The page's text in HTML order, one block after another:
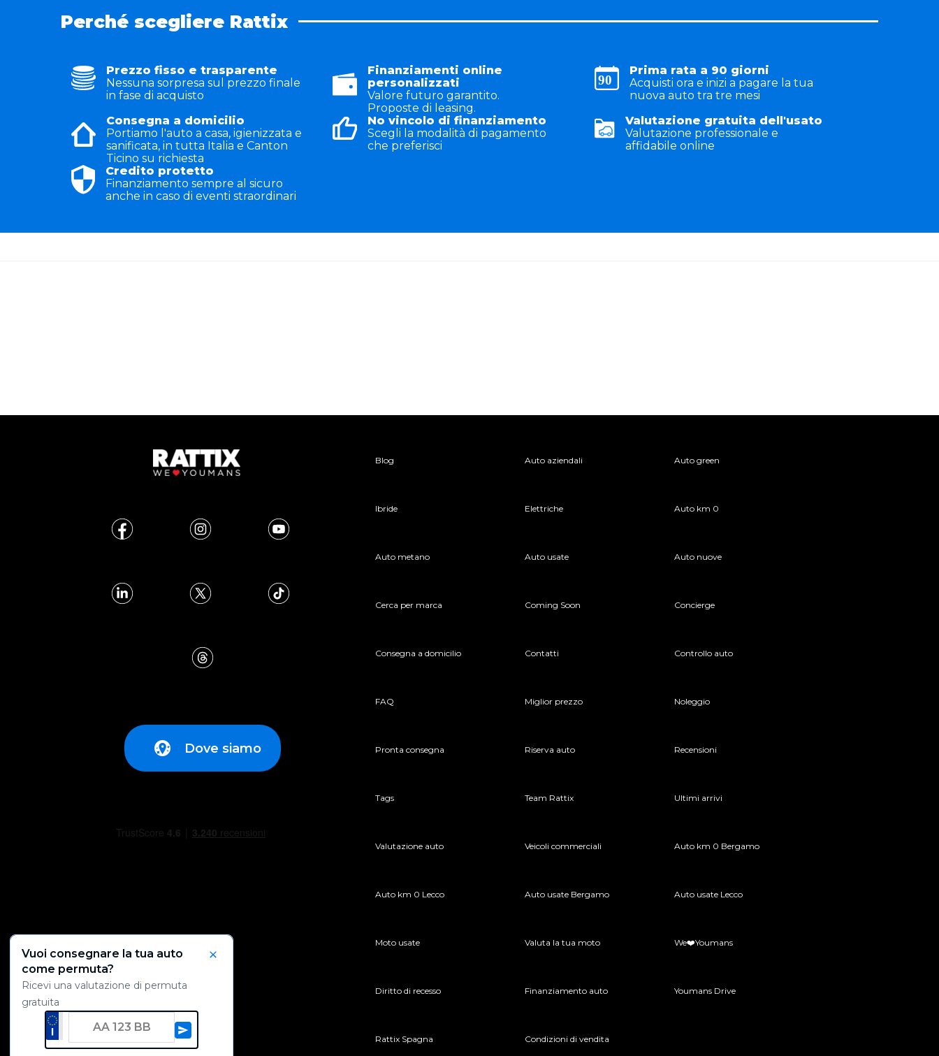
Perché scegliere Rattix
Prezzo fisso e trasparente
Nessuna sorpresa sul prezzo finale
in fase di acquisto
Finanziamenti online
personalizzati
Valore futuro garantito.
Proposte di leasing.
Prima rata a 90 giorni
Acquisti ora e inizi a pagare la tua
nuova auto tra tre mesi
Consegna a domicilio
Portiamo l'auto a casa, igienizzata e
sanificata, in tutta Italia e Canton
Ticino su richiesta
No vincolo di finanziamento
Scegli la modalità di pagamento
che preferisci
Valutazione gratuita dell'usato
Valutazione professionale e
affidabile online
Credito protetto
Finanziamento sempre al sicuro
anche in caso di eventi straordinari
Dove siamo
Blog Auto aziendali Auto green
Ibride Elettriche Auto km 0
Auto metano Auto usate Auto nuove
Cerca per marca Coming Soon Concierge
Consegna a domicilio Contatti Controllo auto
FAQ Miglior prezzo Noleggio
Pronta consegna Riserva auto Recensioni
Tags Team Rattix Ultimi arrivi
Valutazione auto Veicoli commerciali Auto km 0 Bergamo
Auto km 0 Lecco Auto usate Bergamo Auto usate Lecco
Moto usate Valuta la tua moto We❤️Youmans
Diritto di recesso Finanziamento auto Youmans Drive
Rattix Spagna Condizioni di vendita
Vuoi consegnare la tua auto
come permuta?
Chiudi
Ricevi una valutazione di permuta
gratuita
AA 123 BB
Ricevi una valutazione della tua auto senza impegno